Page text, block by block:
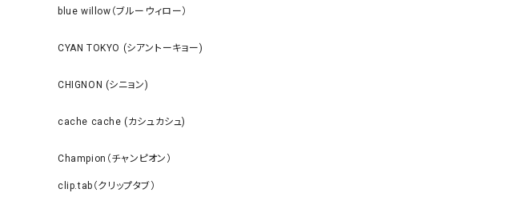
blue willow（ブルーウィロー）
CYAN TOKYO (シアントーキョー)
CHIGNON (シニョン)
cache cache (カシュカシュ)
Champion（チャンピオン）
clip.tab（クリップタブ）